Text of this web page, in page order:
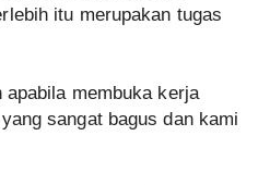
itu merupakan tugas
apabila membuka kerja
sangat bagus dan kami